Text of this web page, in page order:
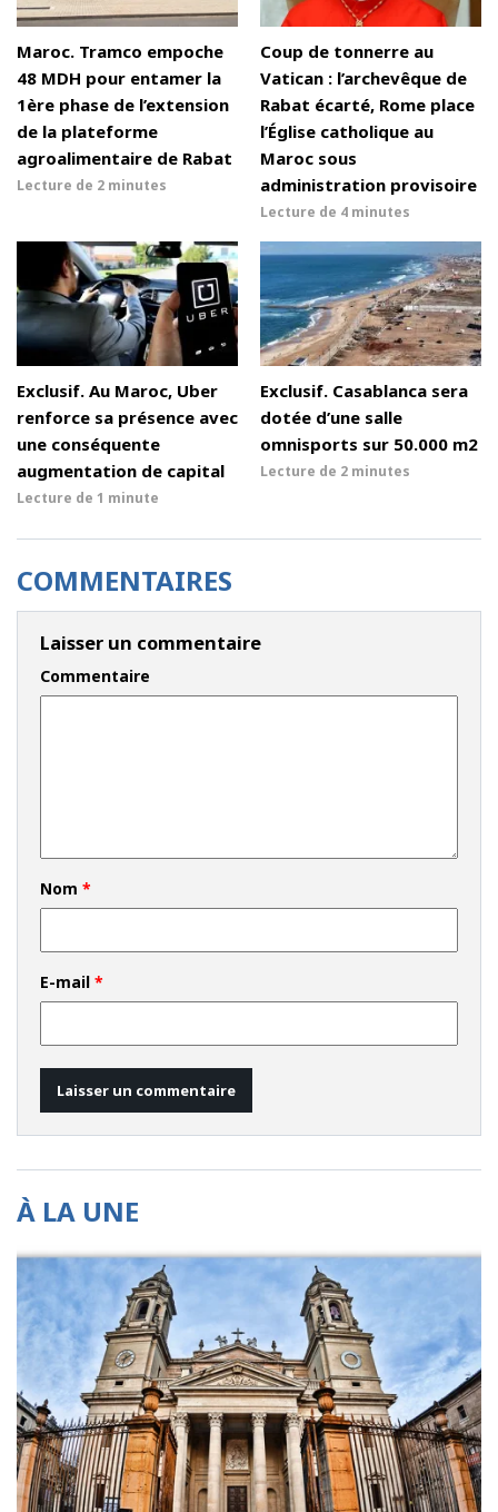
Maroc. Tramco empoche
48 MDH pour entamer la
1ère phase de l’extension
de la plateforme
agroalimentaire de Rabat
Lecture de 2 minutes
Coup de tonnerre au
Vatican : l’archevêque de
Rabat écarté, Rome place
l’Église catholique au
Maroc sous
administration provisoire
Lecture de 4 minutes
Exclusif. Au Maroc, Uber
renforce sa présence avec
une conséquente
augmentation de capital
Lecture de 1 minute
Exclusif. Casablanca sera
dotée d’une salle
omnisports sur 50.000 m2
Lecture de 2 minutes
COMMENTAIRES
Laisser un commentaire
Commentaire
Nom *
E-mail *
À LA UNE